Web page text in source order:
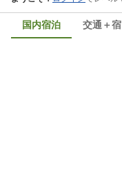
国内宿泊 交通＋宿